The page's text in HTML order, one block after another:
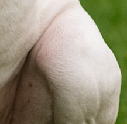
cane interno
divano
offerta su